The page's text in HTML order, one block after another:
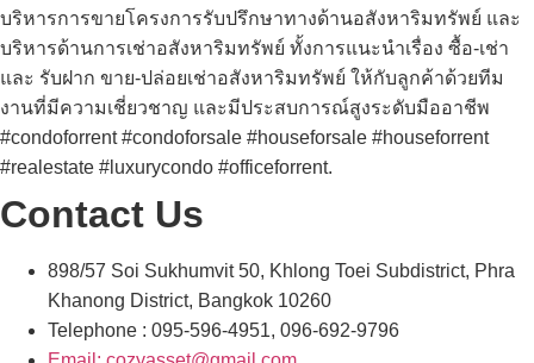
บริหารการขายโครงการรับปรึกษาทางด้านอสังหาริมทรัพย์ และ
บริหารด้านการเช่าอสังหาริมทรัพย์ ทั้งการแนะนำเรื่อง ซื้อ-เช่า
และ รับฝาก ขาย-ปล่อยเช่าอสังหาริมทรัพย์ ให้กับลูกค้าด้วยทีม
งานที่มีความเชี่ยวชาญ และมีประสบการณ์สูงระดับมืออาชีพ
#condoforrent #condoforsale #houseforsale #houseforrent
#realestate #luxurycondo #officeforrent.
Contact Us
898/57 Soi Sukhumvit 50, Khlong Toei Subdistrict, Phra
Khanong District, Bangkok 10260
Telephone : 095-596-4951, 096-692-9796